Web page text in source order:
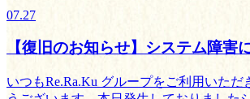
07.27
【復旧のお知らせ】システム障害
いつもRe.Ra.Ku グループをご利用いただ